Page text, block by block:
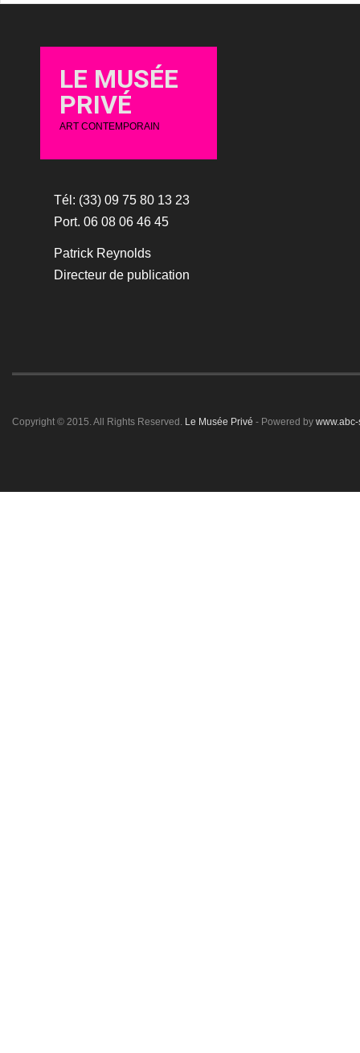
LE MUSÉE
PRIVÉ
ART CONTEMPORAIN
Tél: (33) 09 75 80 13 23
Port. 06 08 06 46 45
Patrick Reynolds
Directeur de publication
Copyright © 2015. All Rights Reserved. Le Musée Privé - Powered by